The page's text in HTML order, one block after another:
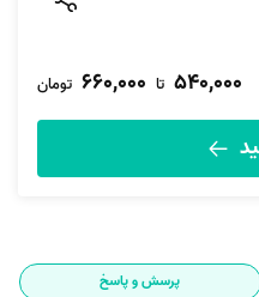
540,000 تا 660,000 تومان
پرسش و پاسخ